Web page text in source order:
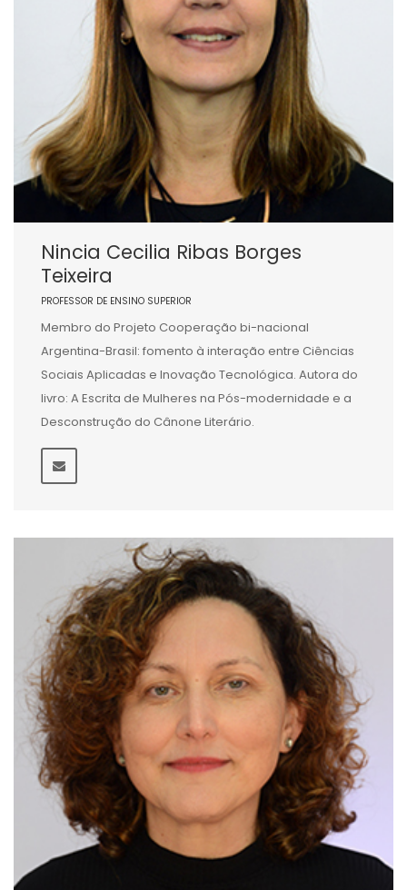
Nincia Cecilia Ribas Borges
Teixeira
PROFESSOR DE ENSINO SUPERIOR
Membro do Projeto Cooperação bi-nacional
Argentina-Brasil: fomento à interação entre Ciências
Sociais Aplicadas e Inovação Tecnológica. Autora do
livro: A Escrita de Mulheres na Pós-modernidade e a
Desconstrução do Cânone Literário.